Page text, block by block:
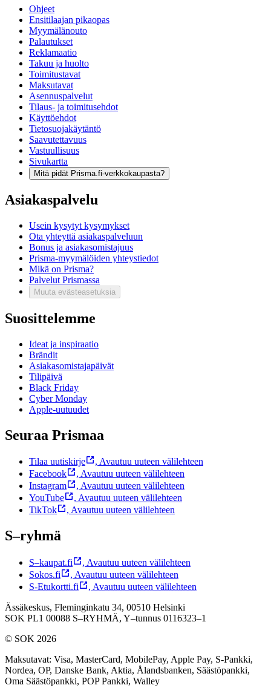
Ohjeet
Ensitilaajan pikaopas
Myymälänouto
Palautukset
Reklamaatio
Takuu ja huolto
Toimitustavat
Maksutavat
Asennuspalvelut
Tilaus- ja toimitusehdot
Käyttöehdot
Tietosuojakäytäntö
Saavutettavuus
Vastuullisuus
Sivukartta
Mitä pidät Prisma.fi-verkkokaupasta?
Asiakaspalvelu
Usein kysytyt kysymykset
Ota yhteyttä asiakaspalveluun
Bonus ja asiakasomistajuus
Prisma-myymälöiden yhteystiedot
Mikä on Prisma?
Palvelut Prismassa
Muuta evästeasetuksia
Suosittelemme
Ideat ja inspiraatio
Brändit
Asiakasomistajapäivät
Tilipäivä
Black Friday
Cyber Monday
Apple-uutuudet
Seuraa Prismaa
Tilaa uutiskirje , Avautuu uuteen välilehteen
Facebook
, Avautuu uuteen välilehteen
Instagram
, Avautuu uuteen välilehteen
YouTube
, Avautuu uuteen välilehteen
TikTok
, Avautuu uuteen välilehteen
S–ryhmä
S–kaupat.fi , Avautuu uuteen välilehteen
Sokos.fi
, Avautuu uuteen välilehteen
S-Etukortti.fi
, Avautuu uuteen välilehteen
Ässäkeskus, Fleminginkatu 34, 00510 Helsinki
SOK PL1 00088 S–RYHMÄ, Y–tunnus 0116323–1
© SOK 2026
Maksutavat: Visa, MasterCard, MobilePay, Apple Pay, S-Pankki,
Nordea, OP, Danske Bank, Aktia, Ålandsbanken, Säästöpankki,
Oma Säästöpankki, POP Pankki, Walley